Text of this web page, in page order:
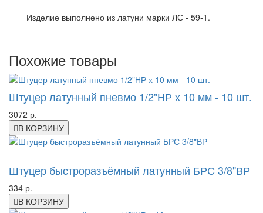
Изделие выполнено из латуни марки ЛС - 59-1.
Похожие товары
Штуцер латунный пневмо 1/2"НР х 10 мм - 10 шт.
3072 р.
В КОРЗИНУ
Штуцер быстроразъёмный латунный БРС 3/8"ВР
334 р.
В КОРЗИНУ